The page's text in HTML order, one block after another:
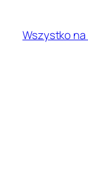
treściWszystko na